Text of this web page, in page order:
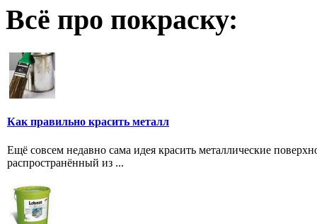
Всё про покраску:
Как правильно красить металл
Ещё совсем недавно сама идея красить металлические
распространённый из ...